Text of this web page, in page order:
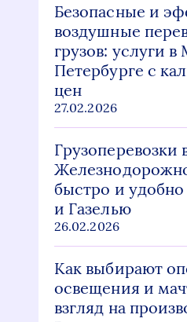
Безопасные и
воздушные
грузов: услуги в
Петербурге с
цен
27.02.2026
Грузоперевозки
быстро и удобно
и Газелью
26.02.2026
Как выбирают
освещения и
взгляд на